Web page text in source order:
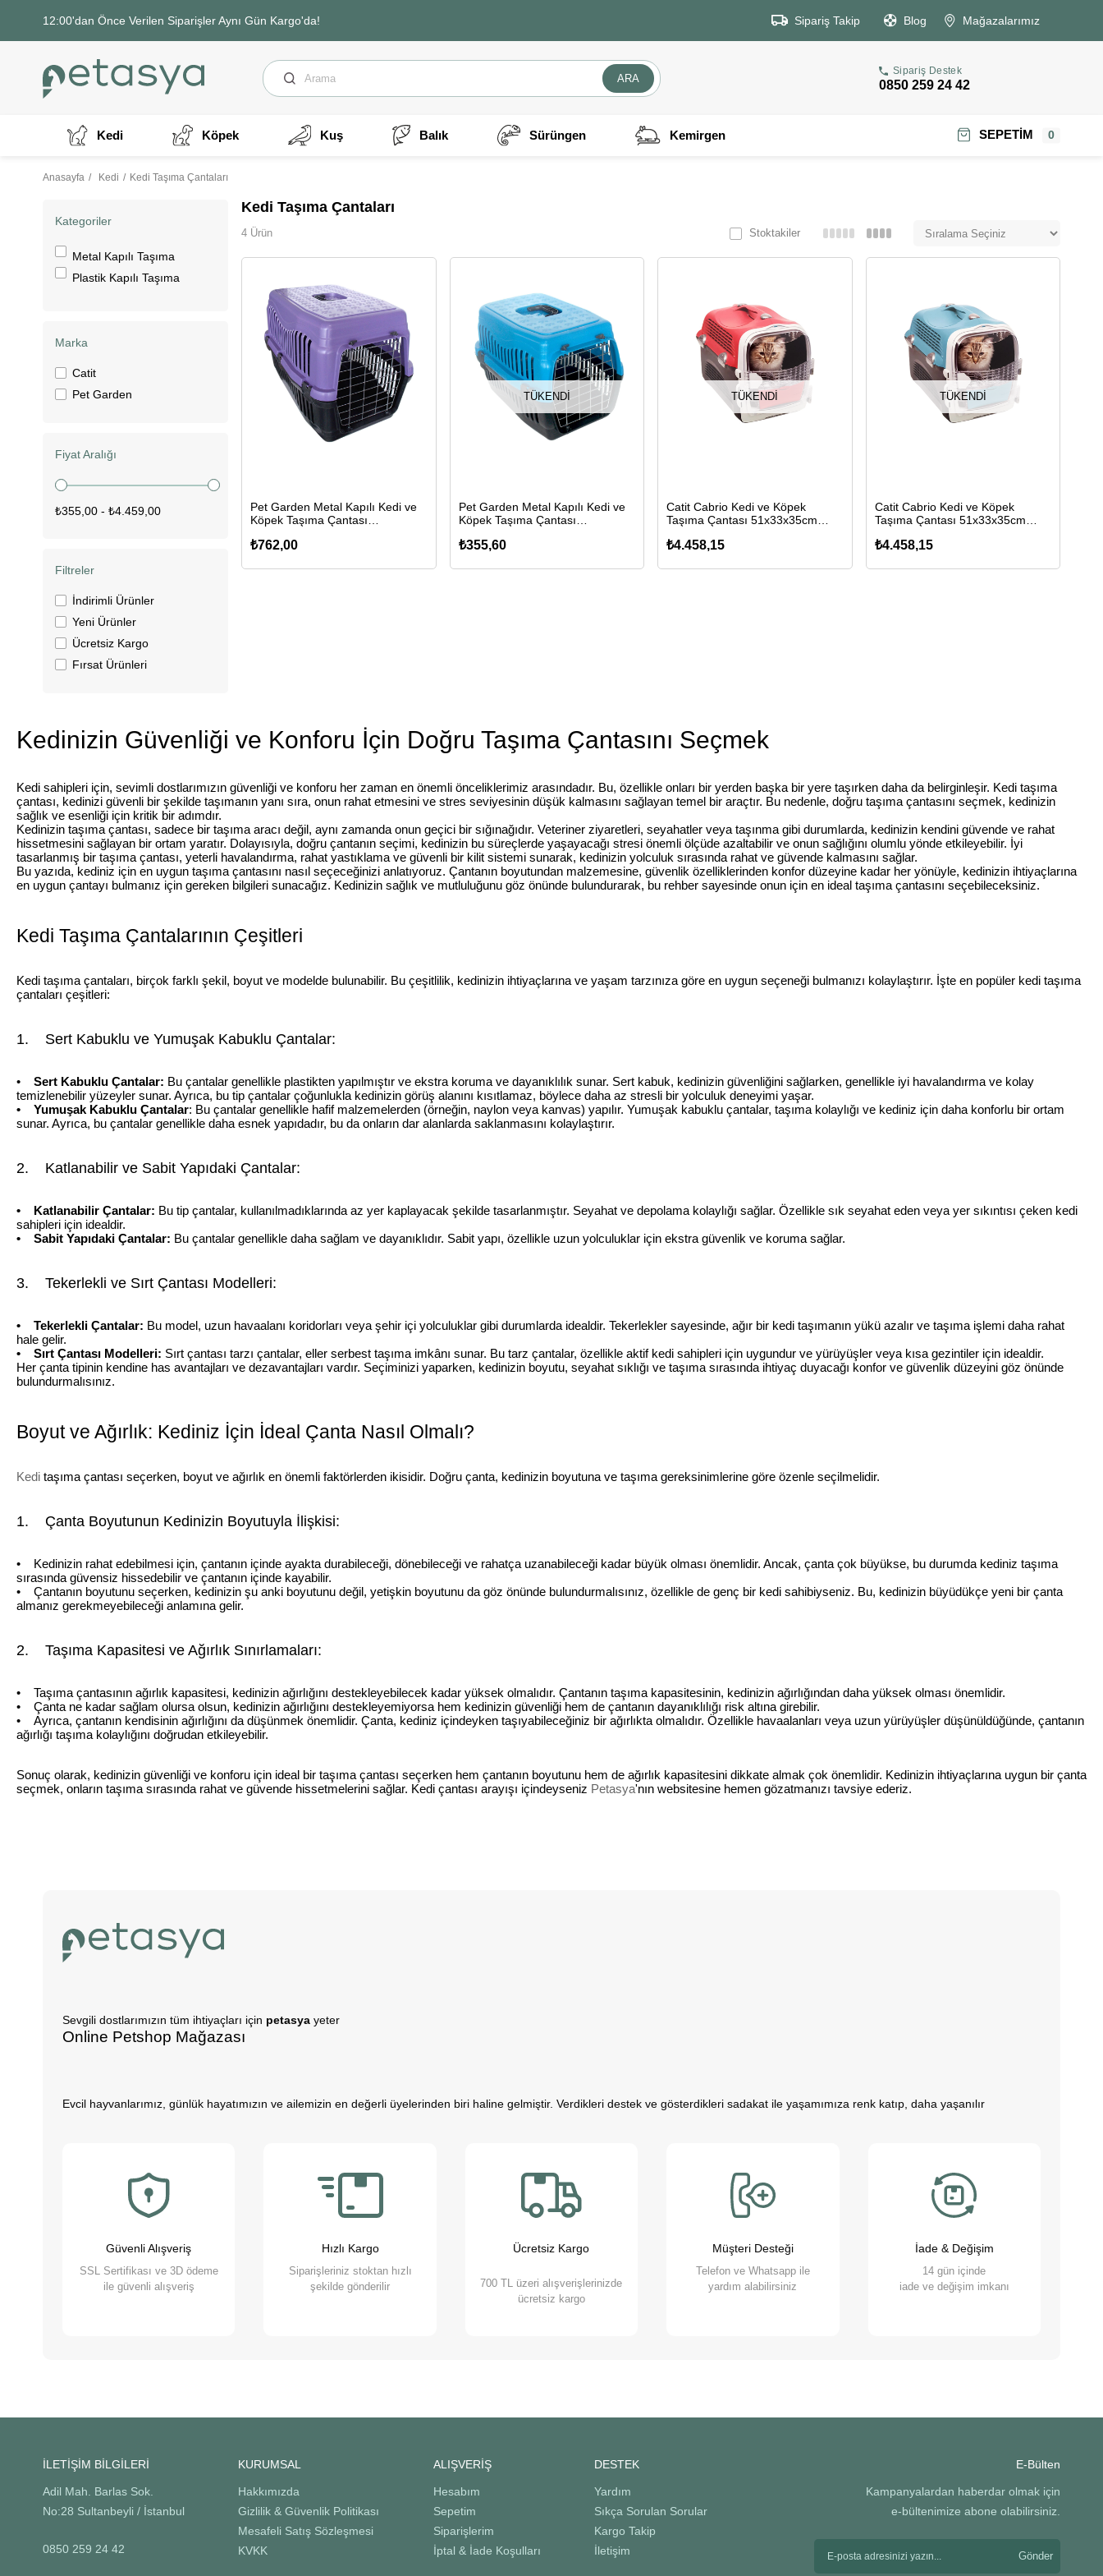
12:00'dan Önce Verilen Siparişler Aynı Gün Kargo'da! Sipariş Takip Blog Mağazalarımız
Sipariş Destek
0850 259 24 42
Kedi Köpek Kuş Balık Sürüngen Kemirgen SEPETIM 0
Anasayfa Kedi Kedi Taşıma Çantaları
Kategoriler
Metal Kapılı Taşıma
Plastik Kapılı Taşıma
Marka
Catit
Pet Garden
Fiyat Aralığı
₺355,00 - ₺4.459,00
Filtreler
İndirimli Ürünler
Yeni Ürünler
Ücretsiz Kargo
Fırsat Ürünleri
Kedi Taşıma Çantaları
Stoktakiler
4 Ürün
Pet Garden Metal Kapılı Kedi ve
Köpek Taşıma Çantası
₺762,00
TÜKENDI
Pet Garden Metal Kapılı Kedi ve
Köpek Taşıma Çantası
₺355,60
TÜKENDI
Catit Cabrio Kedi ve Köpek
Taşıma Çantası 51x33x35cm
₺4.458,15
TÜKENDI
Catit Cabrio Kedi ve Köpek
Taşıma Çantası 51x33x35cm
₺4.458,15
Kedinizin Güvenliği ve Konforu İçin Doğru Taşıma Çantasını Seçmek
Kedi sahipleri için, sevimli dostlarımızın güvenliği ve konforu her zaman en önemli önceliklerimiz arasındadır. Bu, özellikle onları bir yerden başka bir yere taşırken daha da belirginleşir. Kedi taşıma
çantası, kedinizi güvenli bir şekilde taşımanın yanı sıra, onun rahat etmesini ve stres seviyesinin düşük kalmasını sağlayan temel bir araçtır. Bu nedenle, doğru taşıma çantasını seçmek, kedinizin
sağlık ve esenliği için kritik bir adımdır.
Kedinizin taşıma çantası, sadece bir taşıma aracı değil, aynı zamanda onun geçici bir sığınağıdır. Veteriner ziyaretleri, seyahatler veya taşınma gibi durumlarda, kedinizin kendini güvende ve rahat
hissetmesini sağlayan bir ortam yaratır. Dolayısıyla, doğru çantanın seçimi, kedinizin bu süreçlerde yaşayacağı stresi önemli ölçüde azaltabilir ve onun sağlığını olumlu yönde etkileyebilir. İyi
tasarlanmış bir taşıma çantası, yeterli havalandırma, rahat yastıklama ve güvenli bir kilit sistemi sunarak, kedinizin yolculuk sırasında rahat ve güvende kalmasını sağlar.
Bu yazıda, kediniz için en uygun taşıma çantasını nasıl seçeceğinizi anlatıyoruz. Çantanın boyutundan malzemesine, güvenlik özelliklerinden konfor düzeyine kadar her yönüyle, kedinizin ihtiyaçlarına
en uygun çantayı bulmanız için gereken bilgileri sunacağız. Kedinizin sağlık ve mutluluğunu göz önünde bulundurarak, bu rehber sayesinde onun için en ideal taşıma çantasını seçebileceksiniz.
Kedi Taşıma Çantalarının Çeşitleri
Kedi taşıma çantaları, birçok farklı şekil, boyut ve modelde bulunabilir. Bu çeşitlilik, kedinizin ihtiyaçlarına ve yaşam tarzınıza göre en uygun seçeneği bulmanızı kolaylaştırır. İşte en popüler kedi taşıma
çantaları çeşitleri:
1. Sert Kabuklu ve Yumuşak Kabuklu Çantalar:
• Sert Kabuklu Çantalar: Bu çantalar genellikle plastikten yapılmıştır ve ekstra koruma ve dayanıklılık sunar. Sert kabuk, kedinizin güvenliğini sağlarken, genellikle iyi havalandırma ve kolay
temizlenebilir yüzeyler sunar. Ayrıca, bu tip çantalar çoğunlukla kedinizin görüş alanını kısıtlamaz, böylece daha az stresli bir yolculuk deneyimi yaşar.
• Yumuşak Kabuklu Çantalar: Bu çantalar genellikle hafif malzemelerden (örneğin, naylon veya kanvas) yapılır. Yumuşak kabuklu çantalar, taşıma kolaylığı ve kediniz için daha konforlu bir ortam
sunar. Ayrıca, bu çantalar genellikle daha esnek yapıdadır, bu da onların dar alanlarda saklanmasını kolaylaştırır.
2. Katlanabilir ve Sabit Yapıdaki Çantalar:
• Katlanabilir Çantalar: Bu tip çantalar, kullanılmadıklarında az yer kaplayacak şekilde tasarlanmıştır. Seyahat ve depolama kolaylığı sağlar. Özellikle sık seyahat eden veya yer sıkıntısı çeken kedi
sahipleri için idealdir.
• Sabit Yapıdaki Çantalar: Bu çantalar genellikle daha sağlam ve dayanıklıdır. Sabit yapı, özellikle uzun yolculuklar için ekstra güvenlik ve koruma sağlar.
3. Tekerlekli ve Sırt Çantası Modelleri:
• Tekerlekli Çantalar: Bu model, uzun havaalanı koridorları veya şehir içi yolculuklar gibi durumlarda idealdir. Tekerlekler sayesinde, ağır bir kedi taşımanın yükü azalır ve taşıma işlemi daha rahat
hale gelir.
• Sırt Çantası Modelleri: Sırt çantası tarzı çantalar, eller serbest taşıma imkânı sunar. Bu tarz çantalar, özellikle aktif kedi sahipleri için uygundur ve yürüyüşler veya kısa gezintiler için idealdir.
Her çanta tipinin kendine has avantajları ve dezavantajları vardır. Seçiminizi yaparken, kedinizin boyutu, seyahat sıklığı ve taşıma sırasında ihtiyaç duyacağı konfor ve güvenlik düzeyini göz önünde
bulundurmalısınız.
Boyut ve Ağırlık: Kediniz İçin İdeal Çanta Nasıl Olmalı?
Kedi taşıma çantası seçerken, boyut ve ağırlık en önemli faktörlerden ikisidir. Doğru çanta, kedinizin boyutuna ve taşıma gereksinimlerine göre özenle seçilmelidir.
1. Çanta Boyutunun Kedinizin Boyutuyla İlişkisi:
• Kedinizin rahat edebilmesi için, çantanın içinde ayakta durabileceği, dönebileceği ve rahatça uzanabileceği kadar büyük olması önemlidir. Ancak, çanta çok büyükse, bu durumda kediniz taşıma
sırasında güvensiz hissedebilir ve çantanın içinde kayabilir.
• Çantanın boyutunu seçerken, kedinizin şu anki boyutunu değil, yetişkin boyutunu da göz önünde bulundurmalısınız, özellikle de genç bir kedi sahibiyseniz. Bu, kedinizin büyüdükçe yeni bir çanta
almanız gerekmeyebileceği anlamına gelir.
2. Taşıma Kapasitesi ve Ağırlık Sınırlamaları:
• Taşıma çantasının ağırlık kapasitesi, kedinizin ağırlığını destekleyebilecek kadar yüksek olmalıdır. Çantanın taşıma kapasitesinin, kedinizin ağırlığından daha yüksek olması önemlidir.
• Çanta ne kadar sağlam olursa olsun, kedinizin ağırlığını destekleyemiyorsa hem kedinizin güvenliği hem de çantanın dayanıklılığı risk altına girebilir.
• Ayrıca, çantanın kendisinin ağırlığını da düşünmek önemlidir. Çanta, kediniz içindeyken taşıyabileceğiniz bir ağırlıkta olmalıdır. Özellikle havaalanları veya uzun yürüyüşler düşünüldüğünde, çantanın
ağırlığı taşıma kolaylığını doğrudan etkileyebilir.
Sonuç olarak, kedinizin güvenliği ve konforu için ideal bir taşıma çantası seçerken hem çantanın boyutunu hem de ağırlık kapasitesini dikkate almak çok önemlidir. Kedinizin ihtiyaçlarına uygun bir çanta
seçmek, onların taşıma sırasında rahat ve güvende hissetmelerini sağlar. Kedi çantası arayışı içindeyseniz Petasya'nın websitesine hemen gözatmanızı tavsiye ederiz.
Sevgili dostlarımızın tüm ihtiyaçları için petasya yeter
Online Petshop Mağazası
Evcil hayvanlarımız, günlük hayatımızın ve ailemizin en değerli üyelerinden biri haline gelmiştir. Verdikleri destek ve gösterdikleri sadakat ile yaşamımıza renk katıp, daha yaşanılır
dostlarımızı yakından tanımak ister misiniz?
Pet Asya Online Petshop olarak, evcil hayvanlarımızın bize sağladığı bu değerli katkıların farkındayız ve onlara en iyi şekilde hizmet etmek için çalışıyoruz. Onların ihtiyaçlarını
sağlamaktan gurur duyuyoruz. Bizimle, sevimli dostlarınızın ihtiyaçlarını karşılayabilir ve onların yaşam kalitesini artırabilirsiniz.
Güvenli Alışveriş
SSL Sertifikası ve 3D ödeme
ile güvenli alışveriş
Hızlı Kargo
Siparişleriniz stoktan hızlı
şekilde gönderilir
Ücretsiz Kargo
700 TL üzeri alışverişlerinizde
ücretsiz kargo
Müşteri Desteği
Telefon ve Whatsapp ile
yardım alabilirsiniz
İade & Değişim
14 gün içinde
iade ve değişim imkanı
İLETİŞİM BİLGİLERİ
Adil Mah. Barlas Sok.
No:28 Sultanbeyli / İstanbul
0850 259 24 42
KURUMSAL
Hakkımızda
Gizlilik & Güvenlik Politikası
Mesafeli Satış Sözleşmesi
KVKK
ALIŞVERİŞ
Hesabım
Sepetim
Siparişlerim
İptal & İade Koşulları
DESTEK
Yardım
Sıkça Sorulan Sorular
Kargo Takip
İletişim
E-Bülten
Kampanyalardan haberdar olmak için
e-bültenimize abone olabilirsiniz.
Gönder